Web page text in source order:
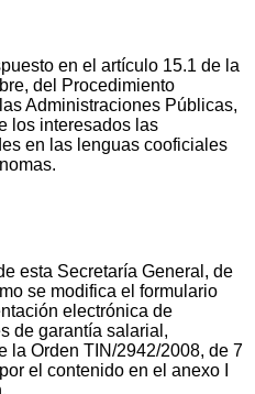
en el artículo 15.1 de la
del Procedimiento
Administraciones Públicas,
los interesados las
en las lenguas cooficiales
esta Secretaría General, de
se modifica el formulario
electrónica de
de garantía salarial,
la Orden TIN/2942/2008, de 7
el contenido en el anexo I